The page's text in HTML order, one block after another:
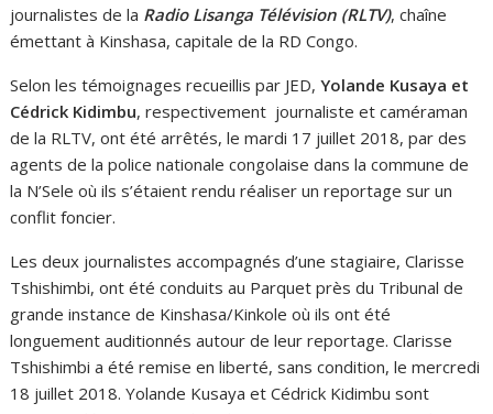
journalistes de la Radio Lisanga Télévision (RLTV), chaîne
émettant à Kinshasa, capitale de la RD Congo.
Selon les témoignages recueillis par JED,Yolande Kusaya et
Cédrick Kidimbu, respectivement journaliste et caméraman
de la RLTV, ont été arrêtés, le mardi 17 juillet 2018, par des
agents de la police nationale congolaise dans la commune de
la N’Sele où ils s’étaient rendu réaliser un reportage sur un
conflit foncier.
Les deux journalistes accompagnés d’une stagiaire, Clarisse
Tshishimbi, ont été conduits au Parquet près du Tribunal de
grande instance de Kinshasa/Kinkole où ils ont été
longuement auditionnés autour de leur reportage. Clarisse
Tshishimbi a été remise en liberté, sans condition, le mercredi
18 juillet 2018. Yolande Kusaya et Cédrick Kidimbu sont